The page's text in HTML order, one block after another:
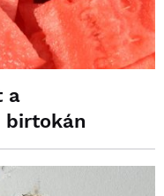
a
birtokán